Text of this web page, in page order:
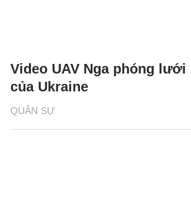
QUÂN SỰ
Video UAV Nga phóng lưới
của Ukraine